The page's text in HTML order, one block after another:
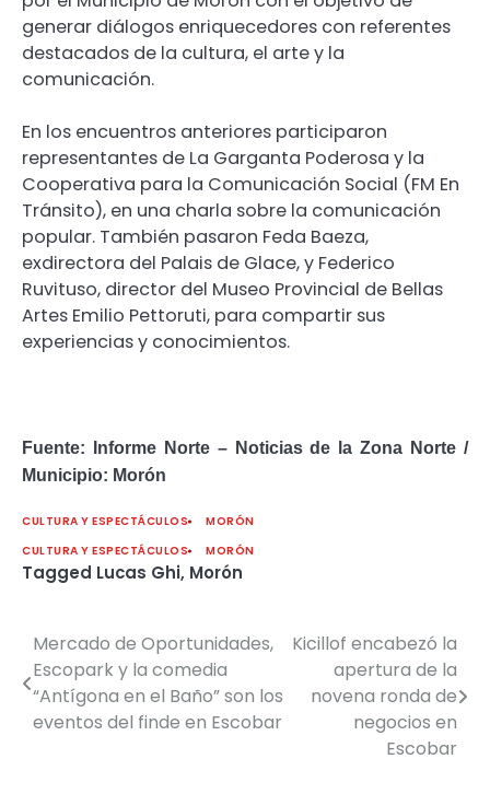
generar diálogos enriquecedores con referentes
destacados de la cultura, el arte y la
comunicación.
En los encuentros anteriores participaron
representantes de La Garganta Poderosa y la
Cooperativa para la Comunicación Social (FM En
Tránsito), en una charla sobre la comunicación
popular. También pasaron Feda Baeza,
exdirectora del Palais de Glace, y Federico
Ruvituso, director del Museo Provincial de Bellas
Artes Emilio Pettoruti, para compartir sus
experiencias y conocimientos.
Fuente: Informe Norte – Noticias de la Zona Norte /
Municipio: Morón
CULTURA Y ESPECTÁCULOS
MORÓN
CULTURA Y ESPECTÁCULOS
MORÓN
Tagged Lucas Ghi, Morón
Navegación
de
entradas
Mercado de Oportunidades,
Escopark y la comedia
“Antígona en el Baño” son los
eventos del finde en Escobar
Kicillof encabezó la
apertura de la
novena ronda de
negocios en
Escobar